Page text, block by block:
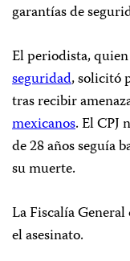
garantías de
El periodista,
seguridad, solicitó
tras recibir
mexicanos. El CPJ
de 28 años seguía
su muerte.
La Fiscalía
el asesinato.